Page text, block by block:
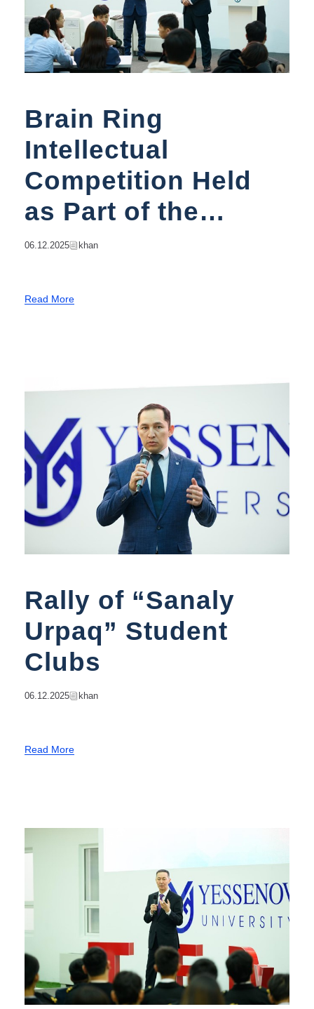
Brain Ring
Intellectual
Competition Held
as Part of the
International Anti-
06.12.2025 Khan
Read More
Rally of “Sanaly
Urpaq” Student
Clubs
06.12.2025 Khan
Read More